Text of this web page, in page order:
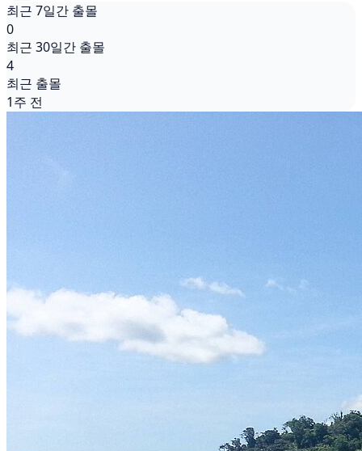
최근 7일간 출몰
0
최근 30일간 출몰
4
최근 출몰
1주 전